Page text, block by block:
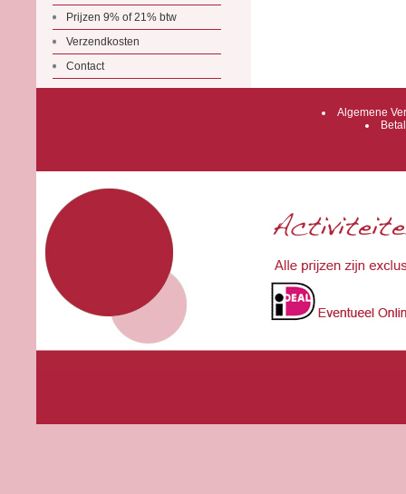
Prijzen 9% of 21% btw
Verzendkosten
Contact
Algemene